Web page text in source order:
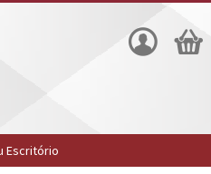
Escritório